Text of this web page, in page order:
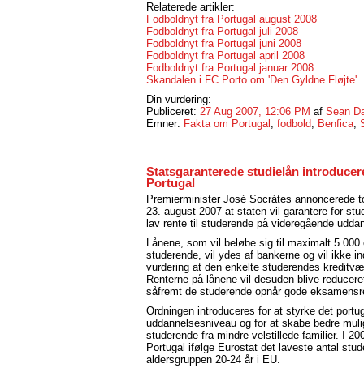
Relaterede artikler:
Fodboldnyt fra Portugal august 2008
Fodboldnyt fra Portugal juli 2008
Fodboldnyt fra Portugal juni 2008
Fodboldnyt fra Portugal april 2008
Fodboldnyt fra Portugal januar 2008
Skandalen i FC Porto om 'Den Gyldne Fløjte'
Din vurdering:
Publiceret: 27 Aug 2007, 12:06 PM af Sean
Emner: Fakta om Portugal , fodbold, Benfica,
Statsgaranterede studielån
Portugal
Premierminister José Socrátes annoncerede
23. august 2007 at staten vil garantere for
lav rente til studerende på videregående
Lånene, som vil beløbe sig til maximalt 5.000
studerende, vil ydes af bankerne og vil ikke
vurdering at den enkelte studerendes
Renterne på lånene vil desuden blive
såfremt de studerende opnår gode
Ordningen introduceres for at styrke det
uddannelsesniveau og for at skabe bedre
studerende fra mindre velstillede familier. I
Portugal ifølge Eurostat det laveste antal
aldersgruppen 20-24 år i EU.